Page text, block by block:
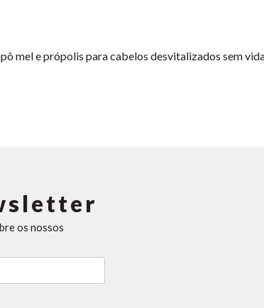
mel e própolis para cabelos desvitalizados sem
os nossos